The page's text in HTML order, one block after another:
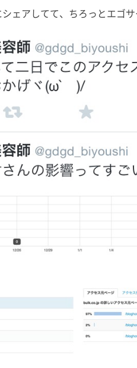
シェアしてて、ちろっとエゴ